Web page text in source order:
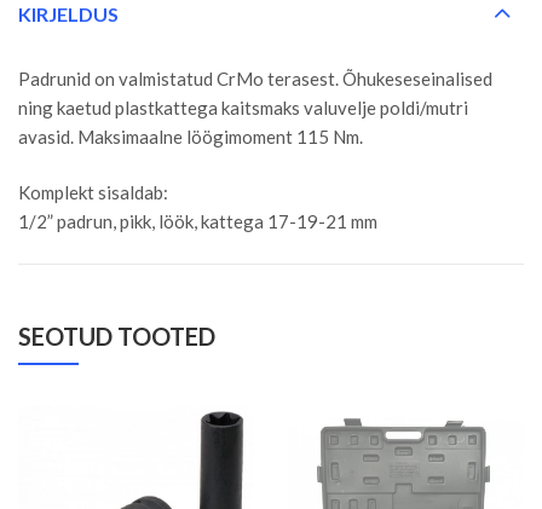
KIRJELDUS
Padrunid on valmistatud CrMo terasest. Õhukeseseinalised
ning kaetud plastkattega kaitsmaks valuvelje poldi/mutri
avasid. Maksimaalne löögimoment 115 Nm.
Komplekt sisaldab:
1/2” padrun, pikk, löök, kattega 17-19-21 mm
SEOTUD TOOTED